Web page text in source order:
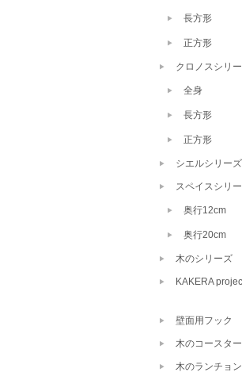
長方形
正方形
クロノスシリ
全身
長方形
正方形
シエルシリーズ
スペイスシリ
奥行12cm
奥行20cm
木のシリーズ
KAKERA
壁面用フック
木のコースター
木のランチョ